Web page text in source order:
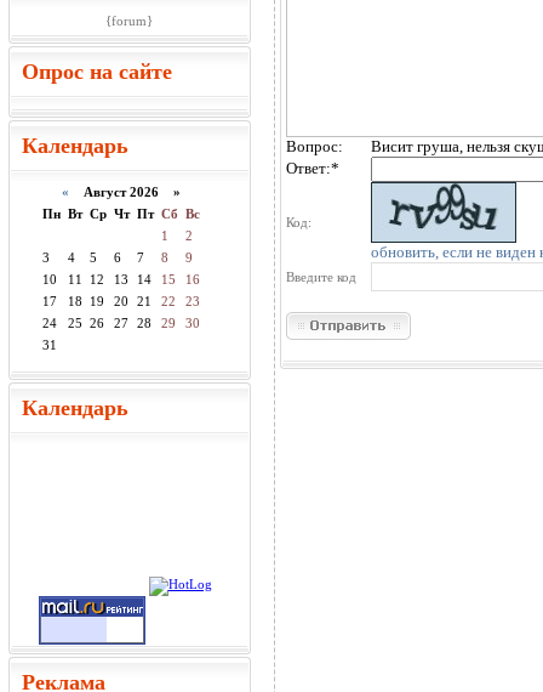
{forum}
Опрос на сайте
Календарь
« Август 2026 »
Пн Вт Ср Чт Пт Сб Вс
1
2
3
4 5 6 7 8
9
10
11 12 13 14 15
16
17
18 19 20 21 22
23
24
25 26 27 28 29
30
31
Календарь
Реклама
Вопрос:
Висит груша, нельзя
Ответ:*
Код:
обновить, если не виден
Введите код